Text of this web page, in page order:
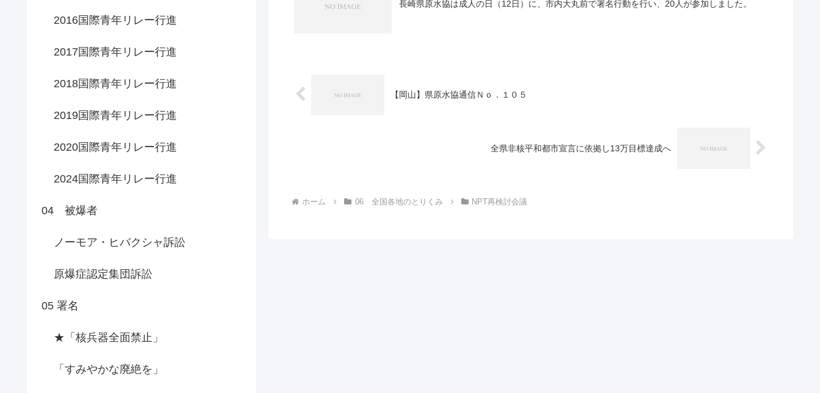
長崎県原水協は成人の日（12日）に、市内大丸前で署名行動を行い、20人が参加しました。
【岡山】県原水協通信Ｎｏ．１０５
全県非核平和都市宣言に依拠し13万目標達成へ
ホーム 06 全国各地のとりくみ NPT再検討会議
2016国際青年リレー行進
2017国際青年リレー行進
2018国際青年リレー行進
2019国際青年リレー行進
2020国際青年リレー行進
2024国際青年リレー行進
04 被爆者
ノーモア・ヒバクシャ訴訟
原爆症認定集団訴訟
05 署名
★「核兵器全面禁止」
「すみやかな廃絶を」